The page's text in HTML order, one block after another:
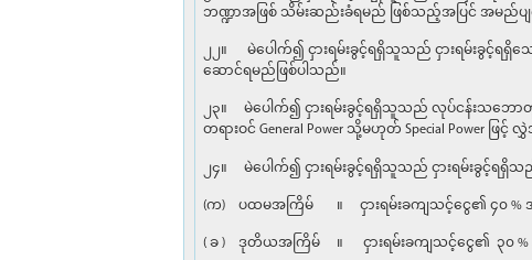
ဘဏ္ဍာအဖြစ် သိမ်းဆည်းခံရမည် ဖြစ်သည့်အပြင် အမည်ပျက်
၂၂။ မဲပေါက်၍ ငှားရမ်းခွင့်ရရှိသူသည် ငှားရမ်းခွင့်ရ
ဆောင်ရမည်ဖြစ်ပါသည်။
၂၃။ မဲပေါက်၍ ငှားရမ်းခွင့်ရရှိသူသည် လုပ်ငန်းသဘော
တရားဝင် General Power သို့မဟုတ် Special Power ဖြ
၂၄။ မဲပေါက်၍ ငှားရမ်းခွင့်ရရှိသူသည် ငှားရမ်းခွင့်ရရှိ
(က) ပထမအကြိမ် ။ ငှားရမ်းခကျသင့်ငွေ၏ ၄၀ % အာ
( ခ ) ဒုတိယအကြိမ် ။ ငှားရမ်းခကျသင့်ငွေ၏ ၃၀ % အ